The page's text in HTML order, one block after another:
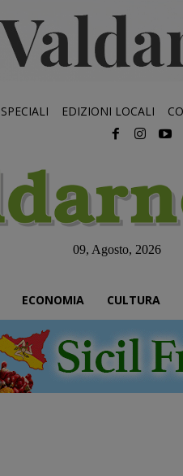
SPECIALI EDIZIONI LOCALI
09, Agosto, 2026
ECONOMIA CULTURA